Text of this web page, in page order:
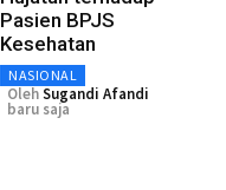
Pasien BPJS
Kesehatan
NASIONAL
OlehSugandi Afandi
baru saja